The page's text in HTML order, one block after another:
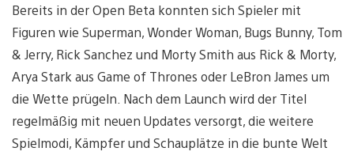
Bereits in der Open Beta konnten sich Spieler mit
Figuren wie Superman, Wonder Woman, Bugs Bunny, Tom
& Jerry, Rick Sanchez und Morty Smith aus Rick & Morty,
Arya Stark aus Game of Thrones oder LeBron James um
die Wette prügeln. Nach dem Launch wird der Titel
regelmäßig mit neuen Updates versorgt, die weitere
Spielmodi, Kämpfer und Schauplätze in die bunte Welt